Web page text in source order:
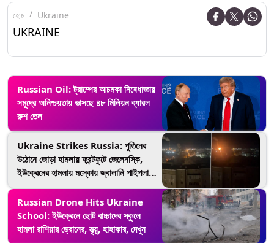
হোম Ukraine
UKRAINE
Russian Oil: ট্রাম্পের আচমকা নিষেধাজ্ঞায়
সমুদ্রে অনিশ্চয়তায় ভাসছে ৪৮ মিলিয়ন ব্যারল
রুশ তেল
Ukraine Strikes Russia: পুতিনের
উঠোনে জোড়া হামলায় ফ্রন্টফুটে জেলেনস্কি,
ইউক্রেনের হামলায় মস্কোয় জ্বালানি পাইপলাইন
ও বিদ্যুৎ কেন্দ্র বিপর্যস্ত
Russian Drone Hits Ukraine
School: ইউক্রেনে ছোট বাচ্চাদের স্কুলে
হামলা রাশিয়ার ড্রোনের, মৃত্য়ু, হাহাকার, দেখুন